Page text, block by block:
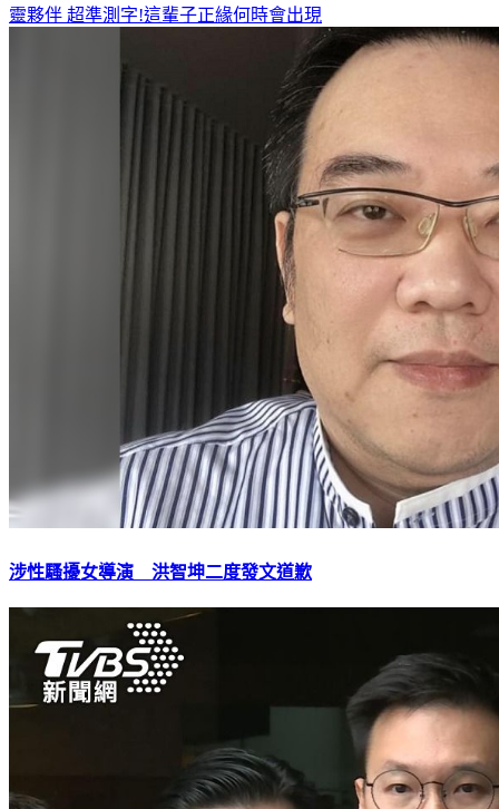
靈夥伴 超準測字!這輩子正緣何時會出現
涉性騷擾女導演 洪智坤二度發文道歉